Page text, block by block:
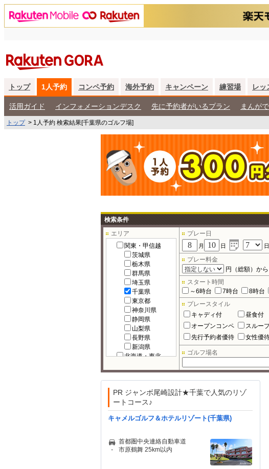
トップ 1人予約 コンペ予約 海外予約 キャンペーン 練習場 レッ
活用ガイド インフォメーションデスク 先に予約者がいるプラン まんが
トップ> 1人予約 検索結果[千葉県のゴルフ場]
検索条件
エリア
関東・甲信越
茨城県
栃木県
群馬県
埼玉県
千葉県
東京都
神奈川県
静岡県
山梨県
長野県
新潟県
北海道・東北
宮城県
岩手県
秋田県
青森県
山形県
富山県
石川県
プレー日
月 日
プレー料金
円（総額）から
スタート時間
～6時台
7時台 8時台
プレースタイル
キャディ付
昼食付
オープンコンペ
スルー
先行予約者優待
女性優
ゴルフ場名
PR ジャンボ尾崎設計★千葉で人気のリゾ
ートコース♪
キャメルゴルフ＆ホテルリゾート(千葉県)
首都圏中央連絡自動車道
-
市原鶴舞 25km以内